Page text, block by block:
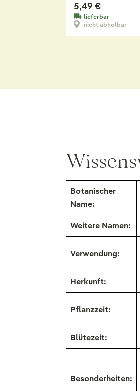
5,49 €
lieferbar
nicht abholbar
Botanischer
Name:
Weitere Namen:
Verwendung:
Herkunft:
Pflanzzeit:
Blütezeit:
Besonderheiten: